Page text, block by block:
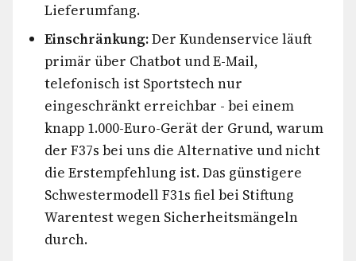
Lieferumfang.
Einschränkung:Der Kundenservice läuft
primär über Chatbot und E-Mail,
telefonisch ist Sportstech nur
eingeschränkt erreichbar - bei einem
knapp 1.000-Euro-Gerät der Grund, warum
der F37s bei uns die Alternative und nicht
die Erstempfehlung ist. Das günstigere
Schwestermodell F31s fiel bei Stiftung
Warentest wegen Sicherheitsmängeln
durch.